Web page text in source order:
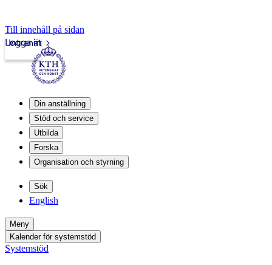
Till innehåll på sidan
Intranät
Logga in
Din anställning
Stöd och service
Utbilda
Forska
Organisation och styrning
Sök
English
Meny
Kalender för systemstöd
Systemstöd